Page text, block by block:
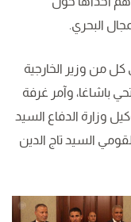
البحري.
من وزير الخارجية
باشاغا، وآمر غرفة
وزارة الدفاع السيد
السيد تاج الدين